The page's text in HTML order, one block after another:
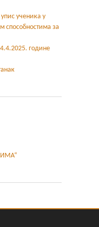
ученика у
способностима за
године